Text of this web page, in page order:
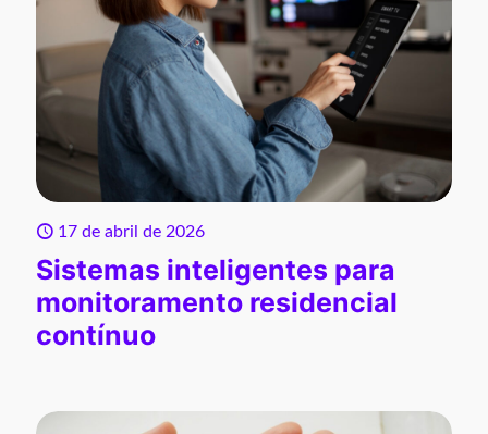
17 de abril de 2026
Sistemas inteligentes para
monitoramento residencial
contínuo